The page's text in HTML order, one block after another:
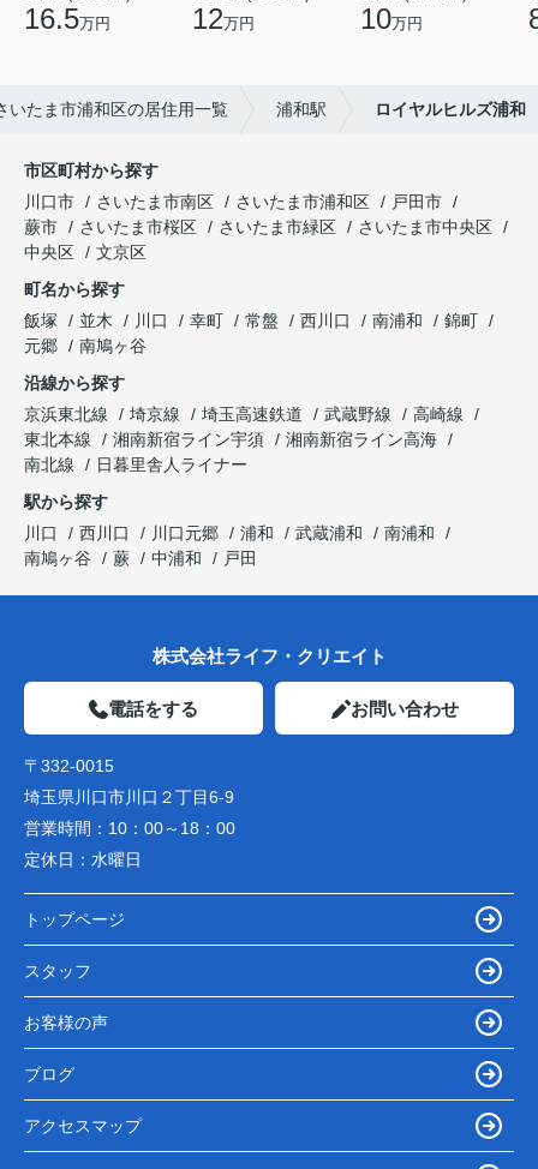
16.5万円 12万円 10万円
いたま市浦和区の居住用一覧 浦和駅 ロイヤルヒルズ浦和
市区町村から探す
川口市
さいたま市南区 さいたま市浦和区
戸田市
蕨市
さいたま市桜区 さいたま市緑区
さいたま市中央区
中央区
文京区
町名から探す
飯塚
並木 川口 幸町 常盤 西川口 南浦和
錦町
元郷
南鳩ヶ谷
沿線から探す
京浜東北線
埼京線 埼玉高速鉄道 武蔵野線
高崎線
東北本線
湘南新宿ライン宇須
湘南新宿ライン高海
南北線
日暮里舎人ライナー
駅から探す
川口
西川口 川口元郷 浦和 武蔵浦和
南浦和
南鳩ヶ谷
蕨 中浦和 戸田
株式会社ライフ・クリエイト
電話をする お問い合わせ
〒332-0015
埼玉県川口市川口２丁目6-9
営業時間： 10：00～18：00
定休日： 水曜日
トップページ
スタッフ
お客様の声
ブログ
アクセスマップ